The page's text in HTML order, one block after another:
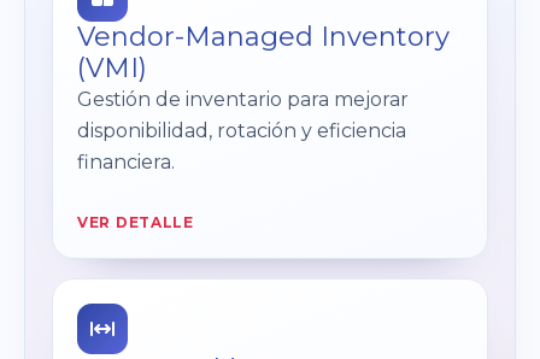
Vendor-Managed Inventory
(VMI)
Gestión de inventario para mejorar
disponibilidad, rotación y eficiencia
financiera.
VER DETALLE